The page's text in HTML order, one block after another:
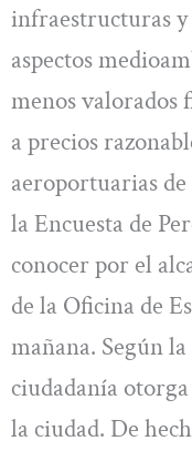
infraestructuras
aspectos
menos valorados
a precios
aeroportuarias
la Encuesta de
conocer por el
de la Oficina de
mañana. Según
ciudadanía
la ciudad. De